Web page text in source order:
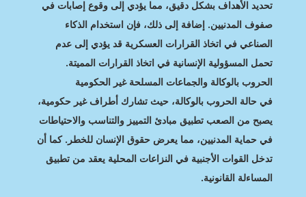
تحديد الأهداف بشكل دقيق، مما يؤدي إلى وقوع إصابات في
صفوف المدنيين. إضافة إلى ذلك، فإن استخدام الذكاء
الصناعي في اتخاذ القرارات العسكرية قد يؤدي إلى عدم
تحمل المسؤولية الإنسانية في اتخاذ القرارات المميتة.
الحروب بالوكالة والجماعات المسلحة غير الحكومية
في حالة الحروب بالوكالة، حيث تشارك أطراف غير حكومية،
يصبح من الصعب تطبيق مبادئ التمييز والتناسب والاحتياطات
في حماية المدنيين، مما يعرض حقوق الإنسان للخطر. كما أن
تدخل القوات الأجنبية في النزاعات المحلية يعقد من تطبيق
المساءلة القانونية.